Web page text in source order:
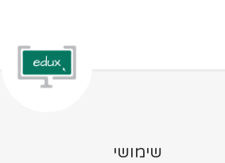
שימושי